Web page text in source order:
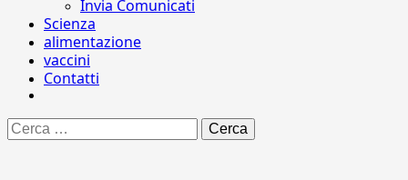
Invia Comunicati
Scienza
alimentazione
vaccini
Contatti
Ricerca
per: